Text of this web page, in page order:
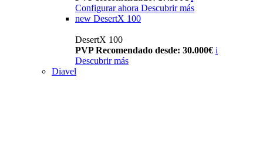
Configurar ahora Descubrir más
new DesertX 100
DesertX 100
PVP Recomendado desde: 30.000€ i
Descubrir más
Diavel